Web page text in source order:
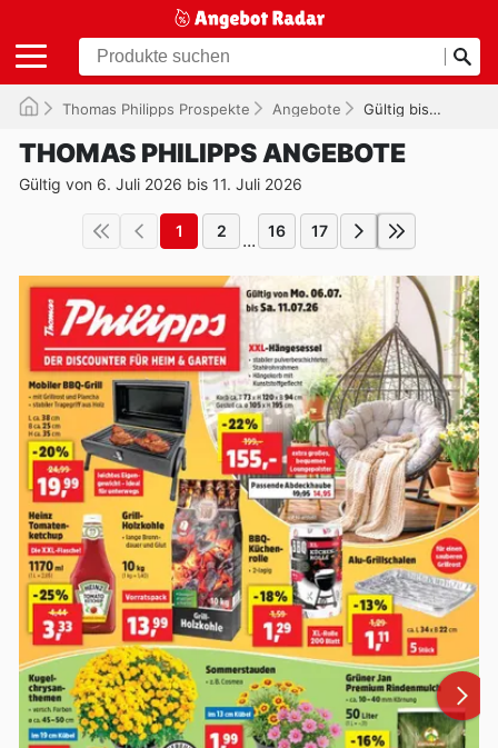
Thomas Philipps Prospekte Angebote Gültig bis 11.07.2026
THOMAS PHILIPPS ANGEBOTE
Gültig von 6. Juli 2026 bis 11. Juli 2026
1 2 ... 16 17